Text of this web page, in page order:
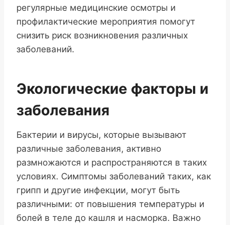
регулярные медицинские осмотры и
профилактические мероприятия помогут
снизить риск возникновения различных
заболеваний.
Экологические факторы и
заболевания
Бактерии и вирусы, которые вызывают
различные заболевания, активно
размножаются и распространяются в таких
условиях. Симптомы заболеваний таких, как
грипп и другие инфекции, могут быть
различными: от повышения температуры и
болей в теле до кашля и насморка. Важно